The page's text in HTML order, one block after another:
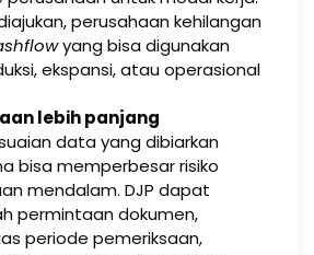
perusahaan kehilangan
yang bisa digunakan
ekspansi, atau operasional
lebih panjang
data yang dibiarkan
bisa memperbesar risiko
mendalam. DJP dapat
permintaan dokumen,
periode pemeriksaan,